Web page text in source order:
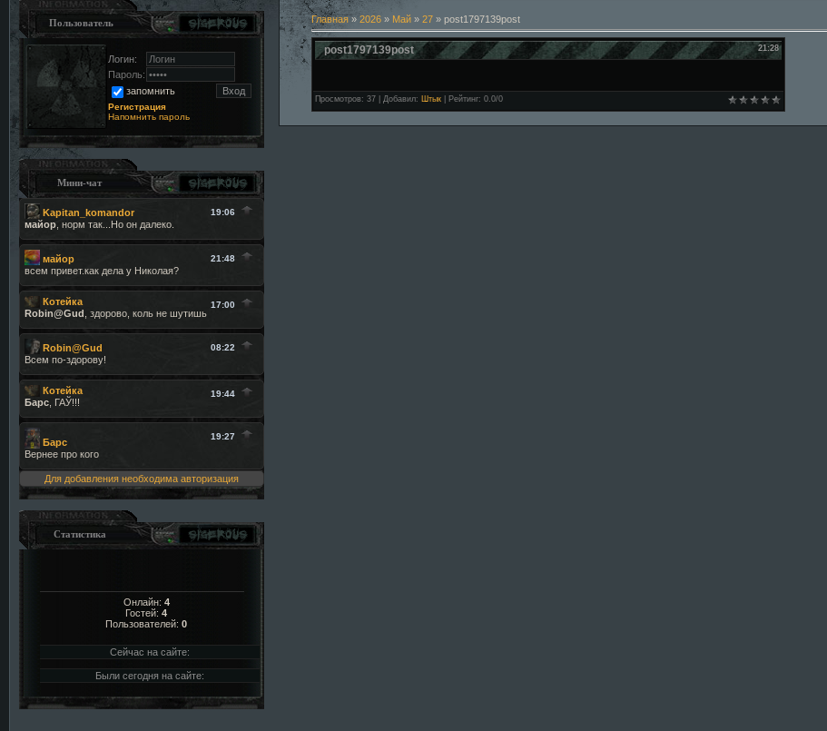
Пользователь
Логин:
Пароль:
запомнить
Регистрация
Напомнить пароль
Мини-чат
Для добавления необходима авторизация
Статистика
Онлайн: 4
Гостей: 4
Пользователей: 0
Сейчас на сайте:
Были сегодня на сайте:
Главная» 2026 » Май » 27 » post1797139post
21:28
post1797139post
Просмотров: 37 Добавил: Штык Рейтинг: 0.0/0